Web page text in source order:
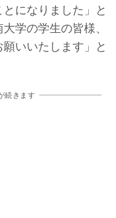
になりました」と
学の学生の皆様、
いいたします」と
続きます